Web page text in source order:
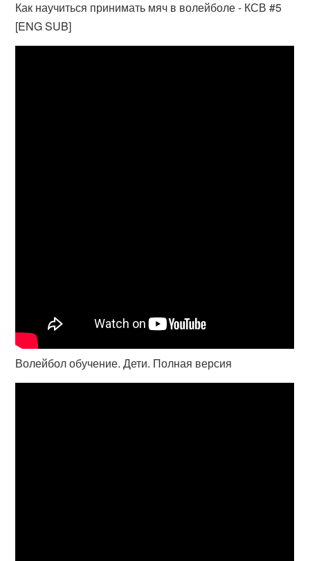
Как научиться принимать мяч в волейболе - КСВ #5
[ENG SUB]
Волейбол обучение. Дети. Полная версия